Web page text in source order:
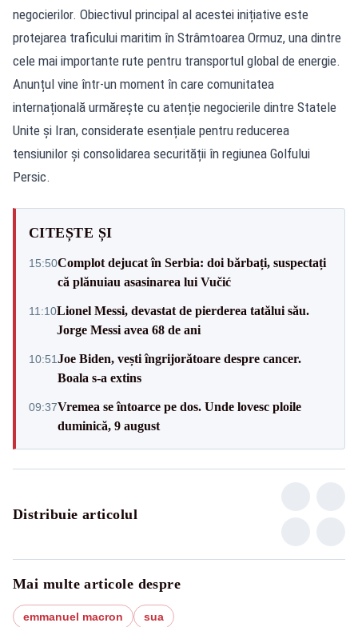
negocierilor. Obiectivul principal al acestei inițiative este
protejarea traficului maritim în Strâmtoarea Ormuz, una dintre
cele mai importante rute pentru transportul global de energie.
Anunțul vine într-un moment în care comunitatea
internațională urmărește cu atenție negocierile dintre Statele
Unite și Iran, considerate esențiale pentru reducerea
tensiunilor și consolidarea securității în regiunea Golfului
Persic.
CITEȘTE ȘI
15:50Complot dejucat în Serbia: doi bărbați, suspectați
că plănuiau asasinarea lui Vučić
11:10Lionel Messi, devastat de pierderea tatălui său.
Jorge Messi avea 68 de ani
10:51Joe Biden, vești îngrijorătoare despre cancer.
Boala s-a extins
09:37Vremea se întoarce pe dos. Unde lovesc ploile
duminică, 9 august
Distribuie articolul
Mai multe articole despre
emmanuel macron sua